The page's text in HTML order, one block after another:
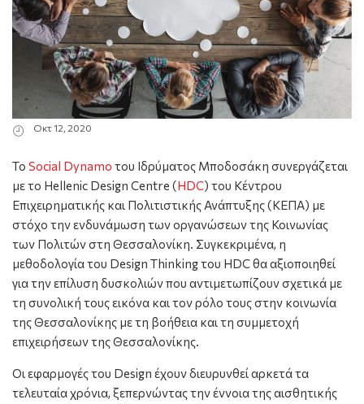
Οκτ 12, 2020
Το Social Dynamo του Ιδρύματος Μποδοσάκη συνεργάζεται
με το Hellenic Design Centre (HDC) του Κέντρου
Επιχειρηματικής και Πολιτιστικής Ανάπτυξης (ΚΕΠΑ) με
στόχο την ενδυνάμωση των οργανώσεων της Κοινωνίας
των Πολιτών στη Θεσσαλονίκη. Συγκεκριμένα, η
μεθοδολογία του Design Thinking του HDC θα αξιοποιηθεί
για την επίλυση δυσκολιών που αντιμετωπίζουν σχετικά με
τη συνολική τους εικόνα και τον ρόλο τους στην κοινωνία
της Θεσσαλονίκης με τη βοήθεια και τη συμμετοχή
επιχειρήσεων της Θεσσαλονίκης.
Oι εφαρμογές του Design έχουν διευρυνθεί αρκετά τα
τελευταία χρόνια, ξεπερνώντας την έννοια της αισθητικής